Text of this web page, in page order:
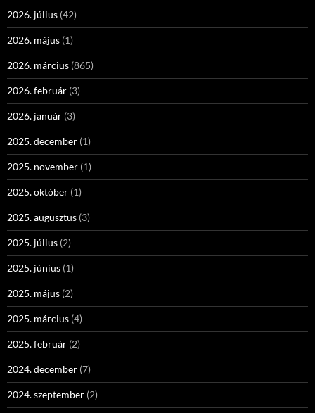
2026. július (42)
2026. május (1)
2026. március (865)
2026. február (3)
2026. január (3)
2025. december (1)
2025. november (1)
2025. október (1)
2025. augusztus (3)
2025. július (2)
2025. június (1)
2025. május (2)
2025. március (4)
2025. február (2)
2024. december (7)
2024. szeptember (2)